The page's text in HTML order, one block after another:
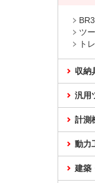
ツ
ト
収納
汎用
計測
動力
建築